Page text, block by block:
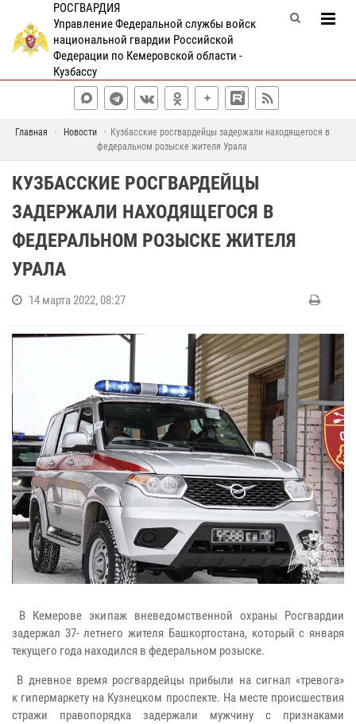
РОСГВАРДИЯ
Управление Федеральной службы войск
национальной гвардии Российской
Федерации по Кемеровской области -
Кузбассу
Главная Новости
Кузбасские росгвардейцы задержали находящегося в
федеральном розыске жителя Урала
КУЗБАССКИЕ РОСГВАРДЕЙЦЫ
ЗАДЕРЖАЛИ НАХОДЯЩЕГОСЯ В
ФЕДЕРАЛЬНОМ РОЗЫСКЕ ЖИТЕЛЯ
УРАЛА
14 марта 2022, 08:27
В Кемерове экипаж вневедомственной охраны Росгвардии
задержал 37- летнего жителя Башкортостана, который с января
текущего года находился в федеральном розыске.
В дневное время росгвардейцы прибыли на сигнал «тревога»
к гипермаркету на Кузнецком проспекте. На месте происшествия
стражи правопорядка задержали мужчину с признаками